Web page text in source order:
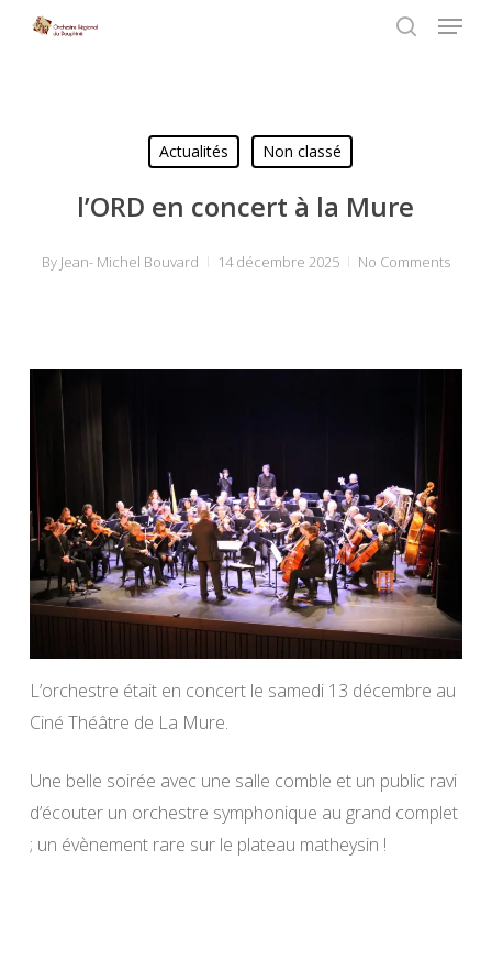
Menu
Actualités Non classé
l’ORD en concert à la Mure
By Jean- Michel Bouvard 14 décembre 2025 No Comments
L’orchestre était en concert le samedi 13 décembre au
Ciné Théâtre de La Mure.
Une belle soirée avec une salle comble et un public ravi
d’écouter un orchestre symphonique au grand complet
; un évènement rare sur le plateau matheysin !